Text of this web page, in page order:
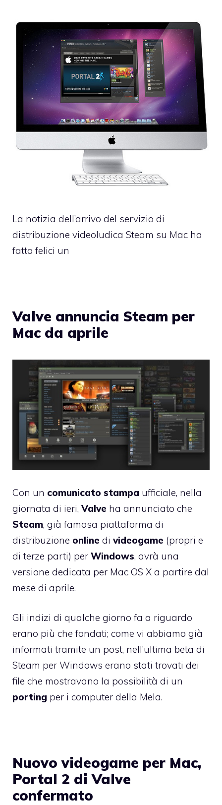
La notizia dell’arrivo del servizio di
distribuzione videoludica Steam su Mac ha
fatto felici un
Valve annuncia Steam per
Mac da aprile
Con un comunicato stampa ufficiale, nella
giornata di ieri,Valve ha annunciato che
Steam, già famosa piattaforma di
distribuzione online di videogame (propri e
di terze parti) per Windows, avrà una
versione dedicata per Mac OS X a partire dal
mese di aprile.
Gli indizi di qualche giorno fa a riguardo
erano più che fondati; come vi abbiamo già
informati tramite un post, nell’ultima beta di
Steam per Windows erano stati trovati dei
file che mostravano la possibilità di un
porting per i computer della Mela.
Nuovo videogame per Mac,
Portal 2 di Valve
confermato